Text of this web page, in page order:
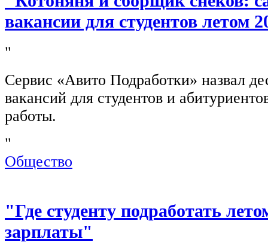
вакансии для студентов летом
"
Сервис «Авито Подработки» назвал
вакансий для студентов и
работы.
"
Общество
"Где студенту подработать
зарплаты"